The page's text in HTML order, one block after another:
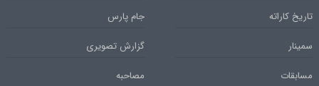
تاریخ کاراته
جام پارس
سمینار
گزارش تصویری
مسابقات
مصاحبه